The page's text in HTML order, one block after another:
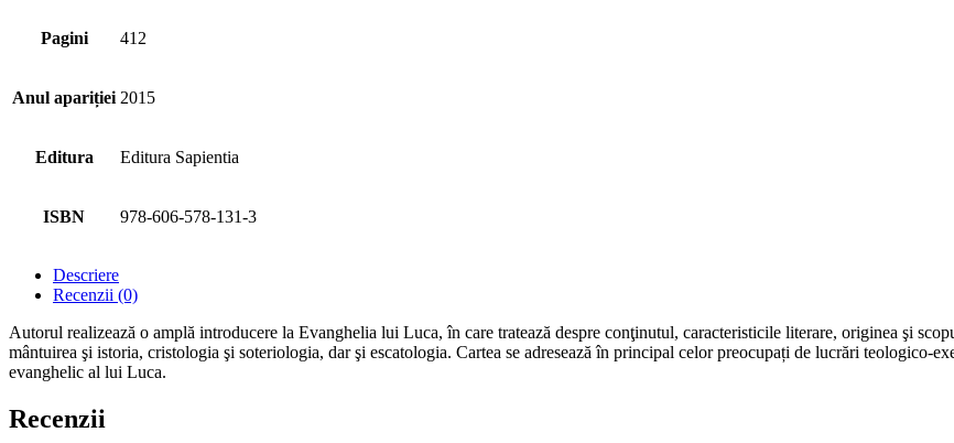
Pagini 412
Anul apariției 2015
Editura Editura Sapientia
ISBN 978-606-578-131-3
Descriere
Recenzii (0)
Autorul realizează o amplă introducere la Evanghelia lui Luca, în care tratează despre conţinutul, caracteristicile literare, originea şi
mântuirea şi istoria, cristologia şi soteriologia, dar şi escatologia. Cartea se adresează în principal celor preocupați de lucrări teologico-
evanghelic al lui Luca.
Recenzii